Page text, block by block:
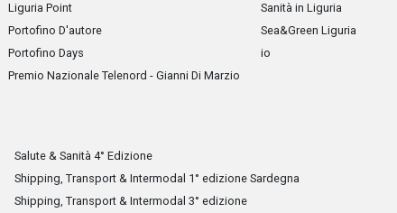
Liguria Point
Portofino D'autore
Portofino Days
Premio Nazionale Telenord - Gianni Di Marzio
Sanità in Liguria
Sea&Green Liguria
io
Salute & Sanità 4° Edizione
Shipping, Transport & Intermodal 1° edizione Sardegna
Shipping, Transport & Intermodal 3° edizione